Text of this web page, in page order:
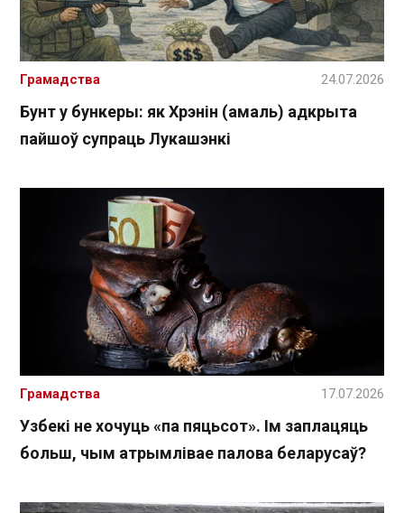
Бунт у бункеры: як Хрэнін (амаль) адкрыта
пайшоў супраць Лукашэнкі
Грамадства 24.07.2026
Узбекі не хочуць «па пяцьсот». Ім заплацяць
больш, чым атрымлівае палова беларусаў?
Грамадства 17.07.2026